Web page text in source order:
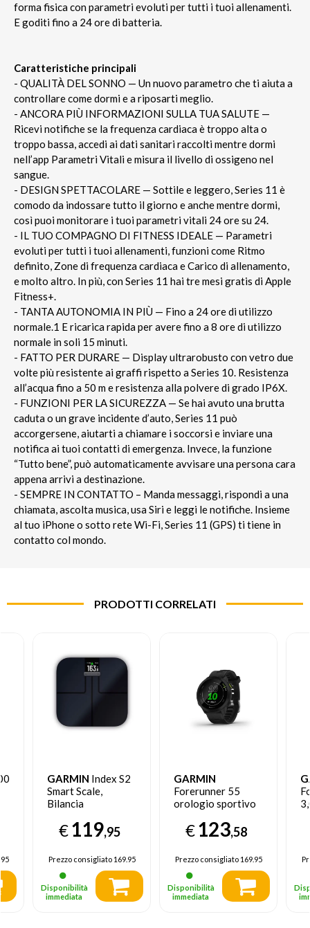
forma fisica con parametri evoluti per tutti i tuoi allenamenti.
E goditi fino a 24 ore di batteria.
Caratteristiche principali
- QUALITÀ DEL SONNO — Un nuovo parametro che ti aiuta a
controllare come dormi e a riposarti meglio.
- ANCORA PIÙ INFORMAZIONI SULLA TUA SALUTE —
Ricevi notifiche se la frequenza cardiaca è troppo alta o
troppo bassa, accedi ai dati sanitari raccolti mentre dormi
nell’app Parametri Vitali e misura il livello di ossigeno nel
sangue.
- DESIGN SPETTACOLARE — Sottile e leggero, Series 11 è
comodo da indossare tutto il giorno e anche mentre dormi,
così puoi monitorare i tuoi parametri vitali 24 ore su 24.
- IL TUO COMPAGNO DI FITNESS IDEALE — Parametri
evoluti per tutti i tuoi allenamenti, funzioni come Ritmo
definito, Zone di frequenza cardiaca e Carico di allenamento,
e molto altro. In più, con Series 11 hai tre mesi gratis di Apple
Fitness+.
- TANTA AUTONOMIA IN PIÙ — Fino a 24 ore di utilizzo
normale.1 E ricarica rapida per avere fino a 8 ore di utilizzo
normale in soli 15 minuti.
- FATTO PER DURARE — Display ultrarobusto con vetro due
volte più resistente ai graffi rispetto a Series 10. Resistenza
all’acqua fino a 50 m e resistenza alla polvere di grado IP6X.
- FUNZIONI PER LA SICUREZZA — Se hai avuto una brutta
caduta o un grave incidente d’auto, Series 11 può
accorgersene, aiutarti a chiamare i soccorsi e inviare una
notifica ai tuoi contatti di emergenza. Invece, la funzione
“Tutto bene”, può automaticamente avvisare una persona cara
appena arrivi a destinazione.
- SEMPRE IN CONTATTO – Manda messaggi, rispondi a una
chiamata, ascolta musica, usa Siri e leggi le notifiche. Insieme
al tuo iPhone o sotto rete Wi-Fi, Series 11 (GPS) ti tiene in
contatto col mondo.
PRODOTTI CORRELATI
GARMIN Index S2
Smart Scale,
Bilancia
€119,95
Prezzo consigliato169.95
Disponibilità
immediata
GARMIN
Forerunner 55
orologio sportivo
Bluetooth 208 x
208 Pixel Nero
€123,58
Prezzo consigliato169.95
Disponibilità
immediata